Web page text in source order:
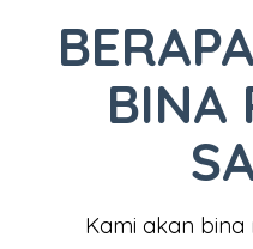
BINA
Kami akan